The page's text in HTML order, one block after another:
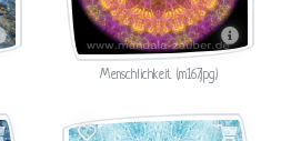
Menschlichkeit (m167.jpg)